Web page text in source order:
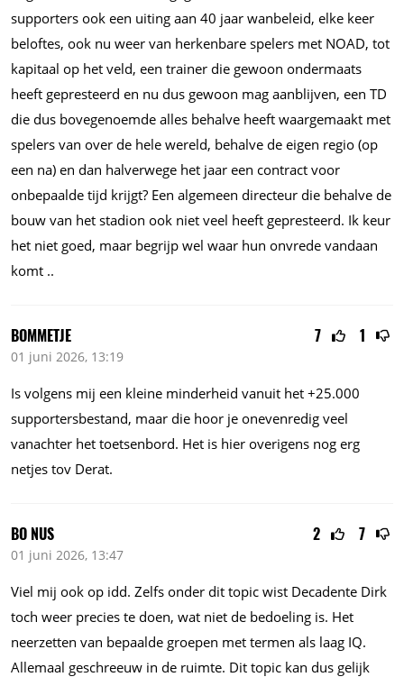
supporters ook een uiting aan 40 jaar wanbeleid, elke keer
beloftes, ook nu weer van herkenbare spelers met NOAD, tot
kapitaal op het veld, een trainer die gewoon ondermaats
heeft gepresteerd en nu dus gewoon mag aanblijven, een TD
die dus bovegenoemde alles behalve heeft waargemaakt met
spelers van over de hele wereld, behalve de eigen regio (op
een na) en dan halverwege het jaar een contract voor
onbepaalde tijd krijgt? Een algemeen directeur die behalve de
bouw van het stadion ook niet veel heeft gepresteerd. Ik keur
het niet goed, maar begrijp wel waar hun onvrede vandaan
komt ..
7 1
BOMMETJE
01 juni 2026, 13:19
Is volgens mij een kleine minderheid vanuit het +25.000
supportersbestand, maar die hoor je onevenredig veel
vanachter het toetsenbord. Het is hier overigens nog erg
netjes tov Derat.
2 7
BO NUS
01 juni 2026, 13:47
Viel mij ook op idd. Zelfs onder dit topic wist Decadente Dirk
toch weer precies te doen, wat niet de bedoeling is. Het
neerzetten van bepaalde groepen met termen als laag IQ.
Allemaal geschreeuw in de ruimte. Dit topic kan dus gelijk